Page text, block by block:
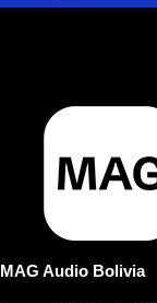
MAG Audio Bolivia